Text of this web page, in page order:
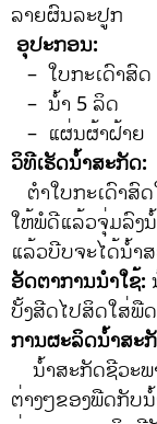
ລາຍຜົນລະປູກ
ອຸປະກອນ:
– ໃບກະເດົາສົດ
– ນ້ໍາ 5 ລິດ
– ແຜ່ນຜ້າຝ້າຍ
ວິທີເຮັດນ້ໍາສະກັດ:
ຕໍາໃບກະເດົາສົ
ໃຫ້ພໍດີແລ້ວຈຸ່ມລົງ
ແລ້ວບີບຈະໄດ້ນໍ້າ
ອັດຕາການນໍາໃຊ້:
ບັ້ງສີດໄປສິດໃສ່ພື
ການຜະລິດນ້ໍາສະ
ນໍ້າສະກັດຊີວະພ
ຕ່າງໆຂອງພືດກັບ